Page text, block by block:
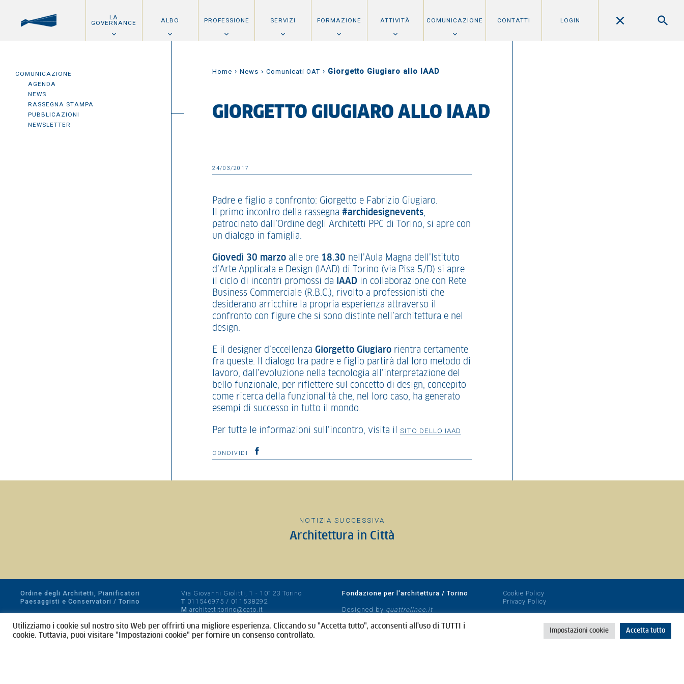
LA
GOVERNANCE ALBO PROFESSIONE SERVIZI FORMAZIONE ATTIVITÀ COMUNICAZIONE CONTATTI LOGIN
COMUNICAZIONE
AGENDA
NEWS
RASSEGNA STAMPA
PUBBLICAZIONI
NEWSLETTER
Home › News › Comunicati OAT › Giorgetto Giugiaro allo IAAD
GIORGETTO GIUGIARO ALLO IAAD
24/03/2017
Padre e figlio a confronto: Giorgetto e Fabrizio Giugiaro.
Il primo incontro della rassegna #archidesignevents,
patrocinato dall’Ordine degli Architetti PPC di Torino, si apre con
un dialogo in famiglia.
Giovedì 30 marzo alle ore 18.30 nell’Aula Magna dell’Istituto
d’Arte Applicata e Design (IAAD) di Torino (via Pisa 5/D) si apre
il ciclo di incontri promossi da
IAAD in collaborazione con Rete
Business Commerciale (R.B.C.), rivolto a professionisti che
desiderano arricchire la propria esperienza attraverso il
confronto con figure che si sono distinte nell’architettura e nel
design.
E il designer d’eccellenza Giorgetto Giugiaro rientra certamente
fra queste. Il dialogo tra padre e figlio partirà dal loro metodo di
lavoro, dall’evoluzione nella tecnologia all’interpretazione del
bello funzionale, per riflettere sul concetto di design, concepito
come ricerca della funzionalità che, nel loro caso, ha generato
esempi di successo in tutto il mondo.
Per tutte le informazioni sull’incontro, visita il SITO DELLO IAAD
CONDIVIDI
NOTIZIA SUCCESSIVA
Architettura in Città
Ordine degli Architetti, Pianificatori
Paesaggisti e Conservatori / Torino
CF 80089280012
Via Giovanni Giolitti, 1 - 10123 Torino
T 011546975 / 011538292
M architettitorino@oato.it
Fondazione per l'architettura / Torino
Designed by quattrolinee.it
Cookie Policy
Privacy Policy
Utilizziamo i cookie sul nostro sito Web per offrirti una migliore esperienza. Cliccando su "Accetta tutto", acconsenti all'uso di TUTTI i
cookie. Tuttavia, puoi visitare "Impostazioni cookie" per fornire un consenso controllato.
Impostazioni cookie Accetta tutto